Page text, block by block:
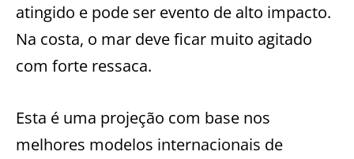
atingido e pode ser evento de alto impacto.
Na costa, o mar deve ficar muito agitado
com forte ressaca.
Esta é uma projeção com base nos
melhores modelos internacionais de